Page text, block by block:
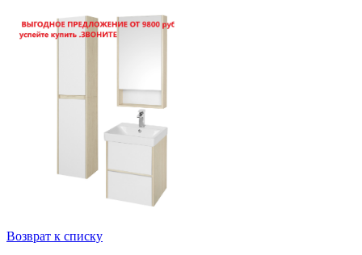
Возврат к списку